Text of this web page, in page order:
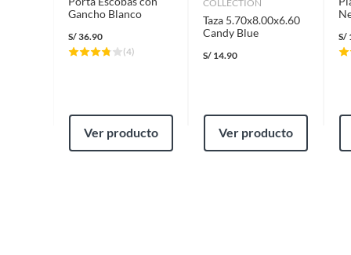
Gancho Blanco
S/36.90
(4)
Ver producto
COLLECTION
Taza 5.70x8.00x6.60
Candy Blue
S/ 14.90
Ver producto
S/